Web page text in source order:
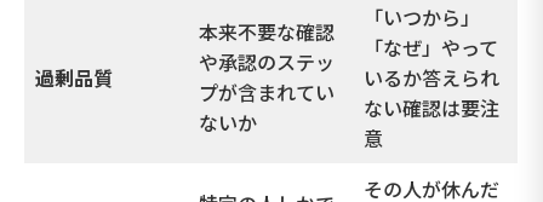
過剰品質
本来不要な確認
や承認のステッ
プが含まれてい
ないか
「いつから」
「なぜ」やって
いるか答えられ
ない確認は要注
意
その人が休んだ